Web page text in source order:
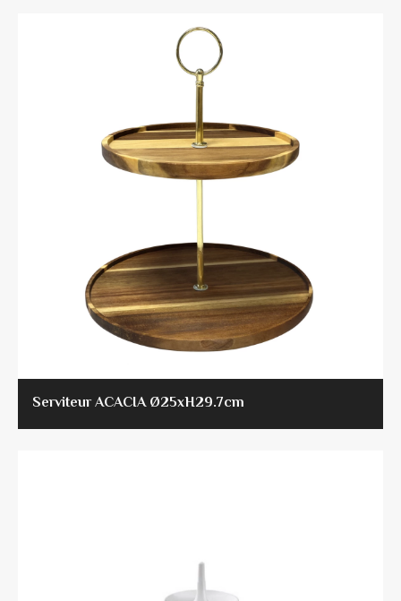
Serviteur ACACIA Ø25xH29.7cm